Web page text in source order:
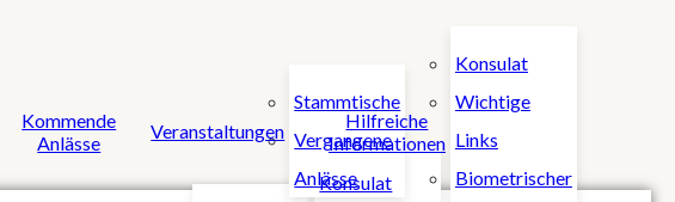
Kommende
Anlässe
Veranstaltungen
Stammtische
Vergangene
Anlässe
Hilfreiche
Informationen
Konsulat
Wichtige
Links
Biometrischer
Konsulat